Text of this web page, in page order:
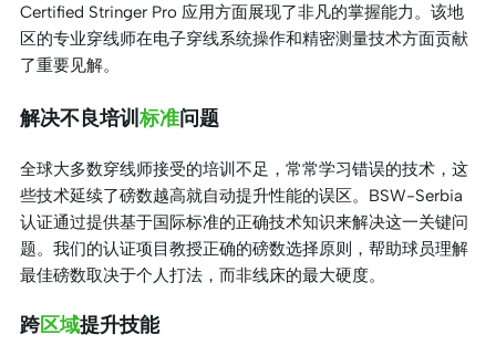
Certified Stringer Pro 应用方面展现了非凡的掌握能力。该地
区的专业穿线师在电子穿线系统操作和精密测量技术方面贡献
了重要见解。
解决不良培训标准问题
全球大多数穿线师接受的培训不足，常常学习错误的技术，这
些技术延续了磅数越高就自动提升性能的误区。BSW-Serbia
认证通过提供基于国际标准的正确技术知识来解决这一关键问
题。我们的认证项目教授正确的磅数选择原则，帮助球员理解
最佳磅数取决于个人打法，而非线床的最大硬度。
跨区域提升技能